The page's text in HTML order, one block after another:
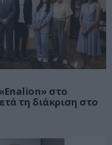
στο
τη διάκριση στο